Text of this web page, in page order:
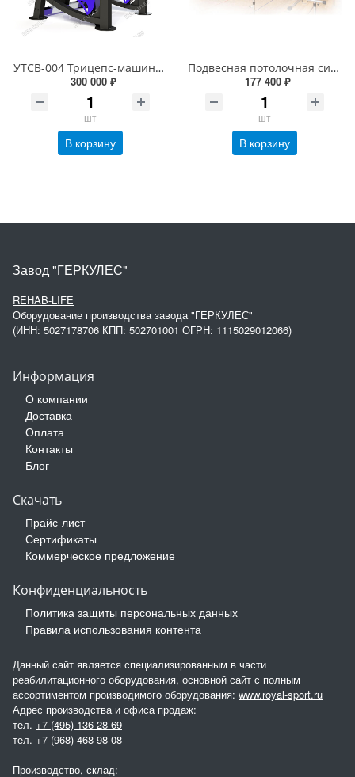
УТСВ-004 Трицепс-машина с регулируемой нагрузкой
300 000 ₽
шт
В корзину
Подвесная потолочная система
177 400 ₽
шт
В корзину
Завод "ГЕРКУЛЕС"
REHAB-LIFE
Оборудование производства завода "ГЕРКУЛЕС"
(ИНН: 5027178706 КПП: 502701001 ОГРН: 1115029012066)
Информация
О компании
Доставка
Оплата
Контакты
Блог
Скачать
Прайс-лист
Сертификаты
Коммерческое предложение
Конфиденциальность
Политика защиты персональных данных
Правила использования контента
Данный сайт является специализированным в части
реабилитационного оборудования, основной сайт с полным
ассортиментом производимого оборудования: www.royal-sport.ru
Адрес производства и офиса продаж:
тел. +7 (495) 136-28-69
тел. +7 (968) 468-98-08
Производство, склад: